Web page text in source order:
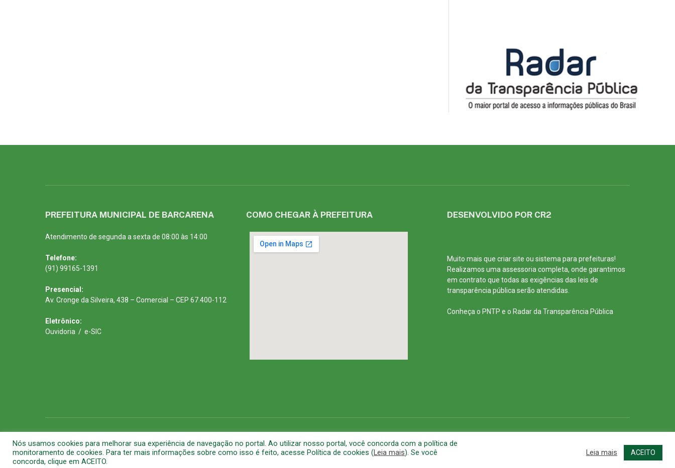
PREFEITURA MUNICIPAL DE BARCARENA
Atendimento de segunda a sexta de 08:00 às 14:00
Telefone:
(91) 99165-1391
Presencial:
Av. Cronge da Silveira, 438 – Comercial – CEP 67.400-112
Eletrônico:
Ouvidoria / e-SIC
COMO CHEGAR À PREFEITURA DESENVOLVIDO POR CR2
Muito mais que criar site ou sistema para prefeituras!
Realizamos uma assessoria completa, onde garantimos
em contrato que todas as exigências das leis de
transparência pública serão atendidas.
Conheça o PNTP e o Radar da Transparência Pública
Nós usamos cookies para melhorar sua experiência de navegação no portal. Ao utilizar nosso portal, você concorda com a política de
monitoramento de cookies. Para ter mais informações sobre como isso é feito, acesse Política de cookies (Leia mais). Se você
concorda, clique em ACEITO.
Leia mais ACEITO